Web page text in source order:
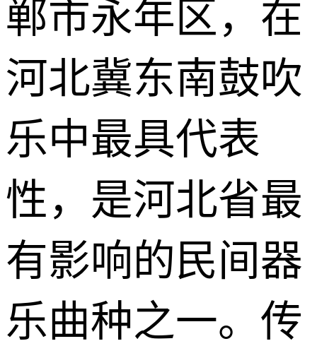
郸市永年区，在
河北冀东南鼓吹
乐中最具代表
性，是河北省最
有影响的民间器
乐曲种之一。传